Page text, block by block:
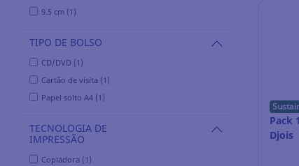
9.5 cm (1)
TIPO DE BOLSO
CD/DVD (1)
Cartão de visita (1)
Papel solto A4 (1)
TECNOLOGIA DE
IMPRESSÃO
Copiadora (1)
Pack
Djois